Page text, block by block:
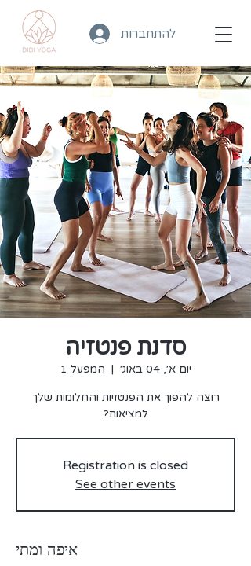
להתחברות
סדנת פנטזיה
יום א׳, 04 באוג׳
  |
המפעל 1
רוצה להפוך את הפנטזיות והחלומות שלך
למציאות?
Registration is closed
See other events
איפה ומתי